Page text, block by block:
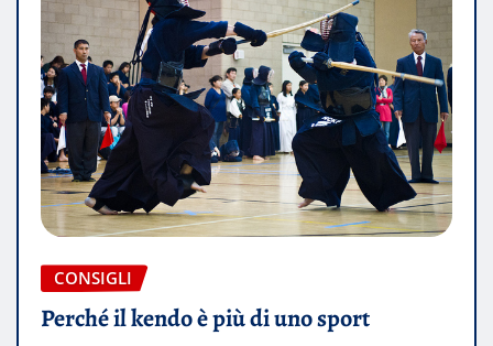
CONSIGLI
Perché il kendo è più di uno sport